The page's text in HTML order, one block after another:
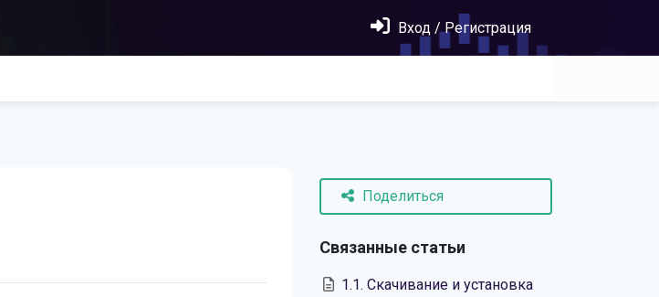
Вход / Регистрация
Поделиться
Связанные статьи
1.1. Скачивание и установка